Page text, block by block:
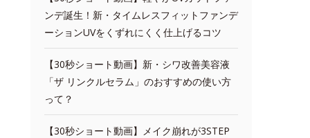
ンデ誕生！新・タイムレスフィットファンデ
ーションUVをくずれにくく仕上げるコツ
【30秒ショート動画】新・シワ改善美容液
「ザ リンクルセラム」のおすすめの使い方
って？
【30秒ショート動画】メイク崩れが3STEP